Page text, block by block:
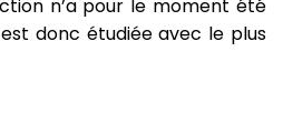
n’a pour le moment été
donc étudiée avec le plus